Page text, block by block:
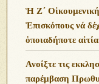
Ἡ Ζ΄
Ἐπισκόπους νά
ὁποιαδήποτε
Ανoίξτε τις
παρέμβαση